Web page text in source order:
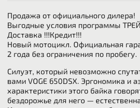
Продажа от официального дилера!
Выгодные условия программы
Доставка !!!Кредит!!!
Новый мотоцикл. Официальная
2 года без ограничения по пробегу.
Силуэт, который невозможно
вами VOGE 650DSX. Эргономика и
характеристики этого байка
бездорожье для него —